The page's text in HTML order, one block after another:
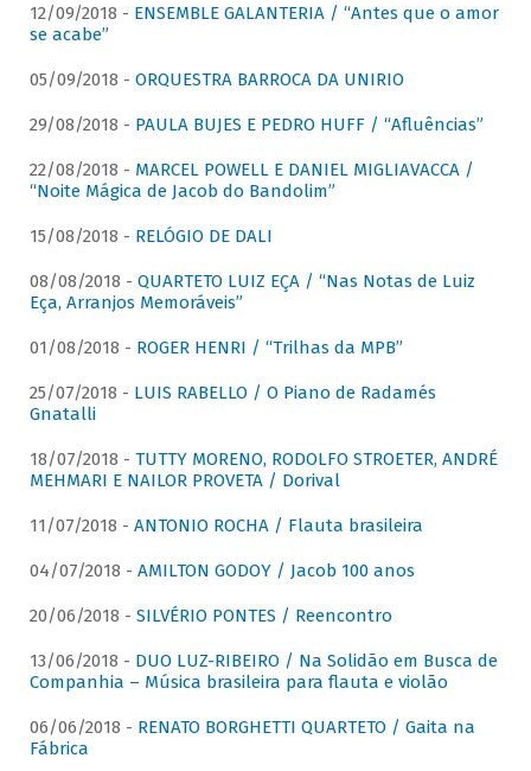
12/09/2018 - ENSEMBLE GALANTERIA / “Antes que o amor
se acabe”
05/09/2018 - ORQUESTRA BARROCA DA UNIRIO
29/08/2018 - PAULA BUJES E PEDRO HUFF / “Afluências”
22/08/2018 - MARCEL POWELL E DANIEL MIGLIAVACCA /
“Noite Mágica de Jacob do Bandolim”
15/08/2018 - RELÓGIO DE DALI
08/08/2018 - QUARTETO LUIZ EÇA / “Nas Notas de Luiz
Eça, Arranjos Memoráveis”
01/08/2018 - ROGER HENRI / “Trilhas da MPB”
25/07/2018 - LUIS RABELLO / O Piano de Radamés
Gnatalli
18/07/2018 - TUTTY MORENO, RODOLFO STROETER, ANDRÉ
MEHMARI E NAILOR PROVETA / Dorival
11/07/2018 - ANTONIO ROCHA / Flauta brasileira
04/07/2018 - AMILTON GODOY / Jacob 100 anos
20/06/2018 - SILVÉRIO PONTES / Reencontro
13/06/2018 - DUO LUZ-RIBEIRO / Na Solidão em Busca de
Companhia – Música brasileira para flauta e violão
06/06/2018 - RENATO BORGHETTI QUARTETO / Gaita na
Fábrica